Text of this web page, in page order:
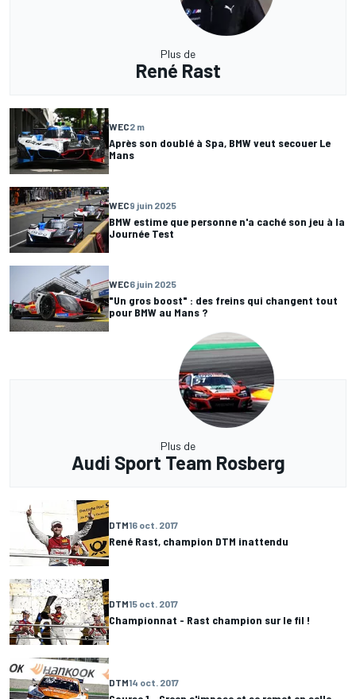
Plus de
René Rast
WEC2 m
Après son doublé à Spa, BMW veut secouer Le
Mans
WEC9 juin 2025
BMW estime que personne n'a caché son jeu à la
Journée Test
WEC6 juin 2025
"Un gros boost" : des freins qui changent tout
pour BMW au Mans ?
Plus de
Audi Sport Team Rosberg
DTM16 oct. 2017
René Rast, champion DTM inattendu
DTM15 oct. 2017
Championnat - Rast champion sur le fil !
DTM14 oct. 2017